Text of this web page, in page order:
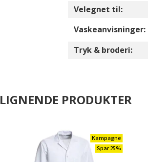
Velegnet til:
Vaskeanvisninger:
Tryk & broderi:
LIGNENDE PRODUKTER
Kampagne
Spar 25%